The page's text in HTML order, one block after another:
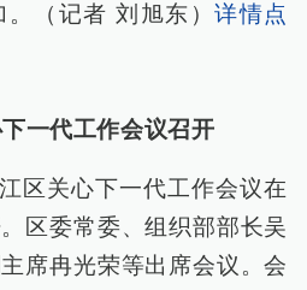
。（记者 刘旭东）详情点
一代工作会议召开
区关心下一代工作会议在
区委常委、组织部部长吴
席冉光荣等出席会议。会